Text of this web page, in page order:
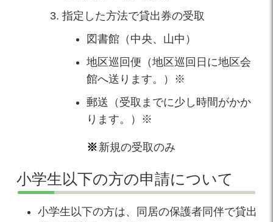
指定した方法で貸出券の受取
図書館（中央、山中）
地区巡回便（地区巡回日に地区会
館へ送ります。）※
郵送（受取までに少し時間がかか
ります。）※
新規の受取のみ
小学生以下の方の申請について
小学生以下の方は、同居の保護者同伴で貸出